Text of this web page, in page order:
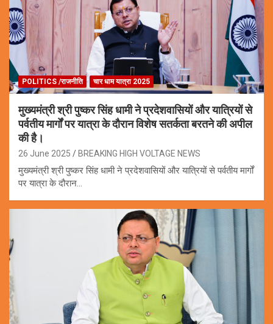
POLITICS /राजनीति चार धाम यात्रा 2025
मुख्यमंत्री श्री पुष्कर सिंह धामी ने प्रदेशवासियों और यात्रियों से
पर्वतीय मार्गों पर यात्रा के दौरान विशेष सतर्कता बरतने की अपील
की है।
26 June 2025 BREAKING HIGH VOLTAGE NEWS
मुख्यमंत्री श्री पुष्कर सिंह धामी ने प्रदेशवासियों और यात्रियों से पर्वतीय मार्गों
पर यात्रा के दौरान…